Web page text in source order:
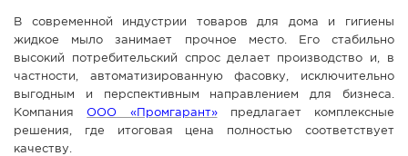
В современной индустрии товаров для дома и гигиены
жидкое мыло занимает прочное место. Его стабильно
высокий потребительский спрос делает производство и, в
частности, автоматизированную фасовку, исключительно
выгодным и перспективным направлением для бизнеса.
Компания ООО «Промгарант»предлагает комплексные
решения, где итоговая цена полностью соответствует
качеству.